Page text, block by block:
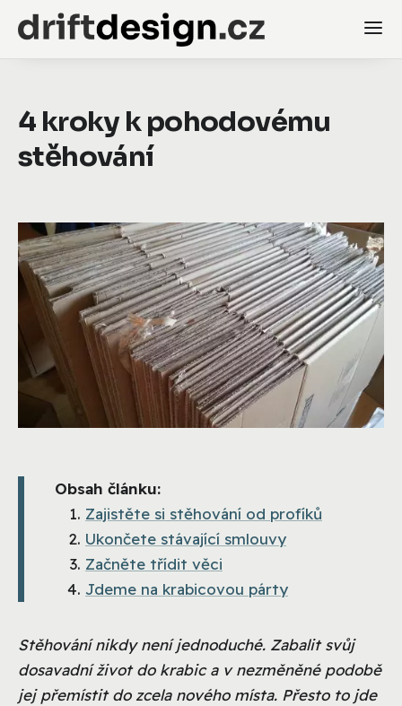
4 kroky k pohodovému
stěhování
Obsah článku:
Zajistěte si stěhování od profíků
Ukončete stávající smlouvy
Začněte třídit věci
Jdeme na krabicovou párty
Stěhování nikdy není jednoduché. Zabalit svůj
dosavadní život do krabic a v nezměněné podobě
jej přemístit do zcela nového místa. Přesto to jde